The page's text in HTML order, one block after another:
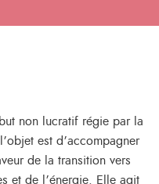
non lucratif régie par la
est d’accompagner
de la transition vers
et de l’énergie. Elle agit